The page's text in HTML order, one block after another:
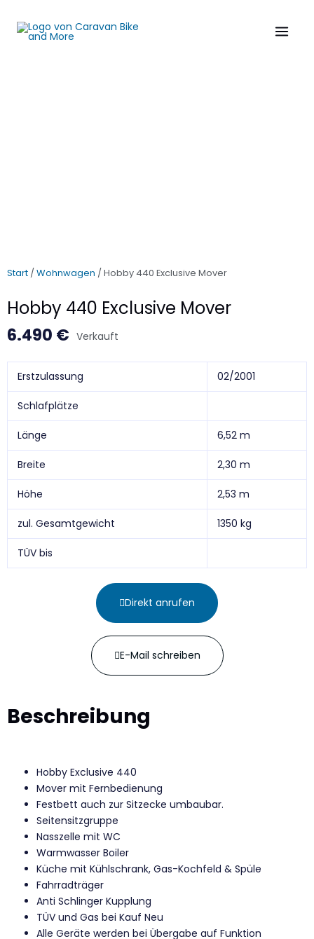
Inhalt
springen
MENU
Start /Wohnwagen / Hobby 440 Exclusive Mover
Hobby 440 Exclusive Mover
6.490 € Verkauft
Erstzulassung 02/2001
Schlafplätze
Länge 6,52 m
Breite 2,30 m
Höhe 2,53 m
zul. Gesamtgewicht 1350 kg
TÜV bis
Direkt anrufen
E-Mail schreiben
Beschreibung
Hobby Exclusive 440
Mover mit Fernbedienung
Festbett auch zur Sitzecke umbaubar.
Seitensitzgruppe
Nasszelle mit WC
Warmwasser Boiler
Küche mit Kühlschrank, Gas-Kochfeld & Spüle
Fahrradträger
Anti Schlinger Kupplung
TÜV und Gas bei Kauf Neu
Alle Geräte werden bei Übergabe auf Funktion